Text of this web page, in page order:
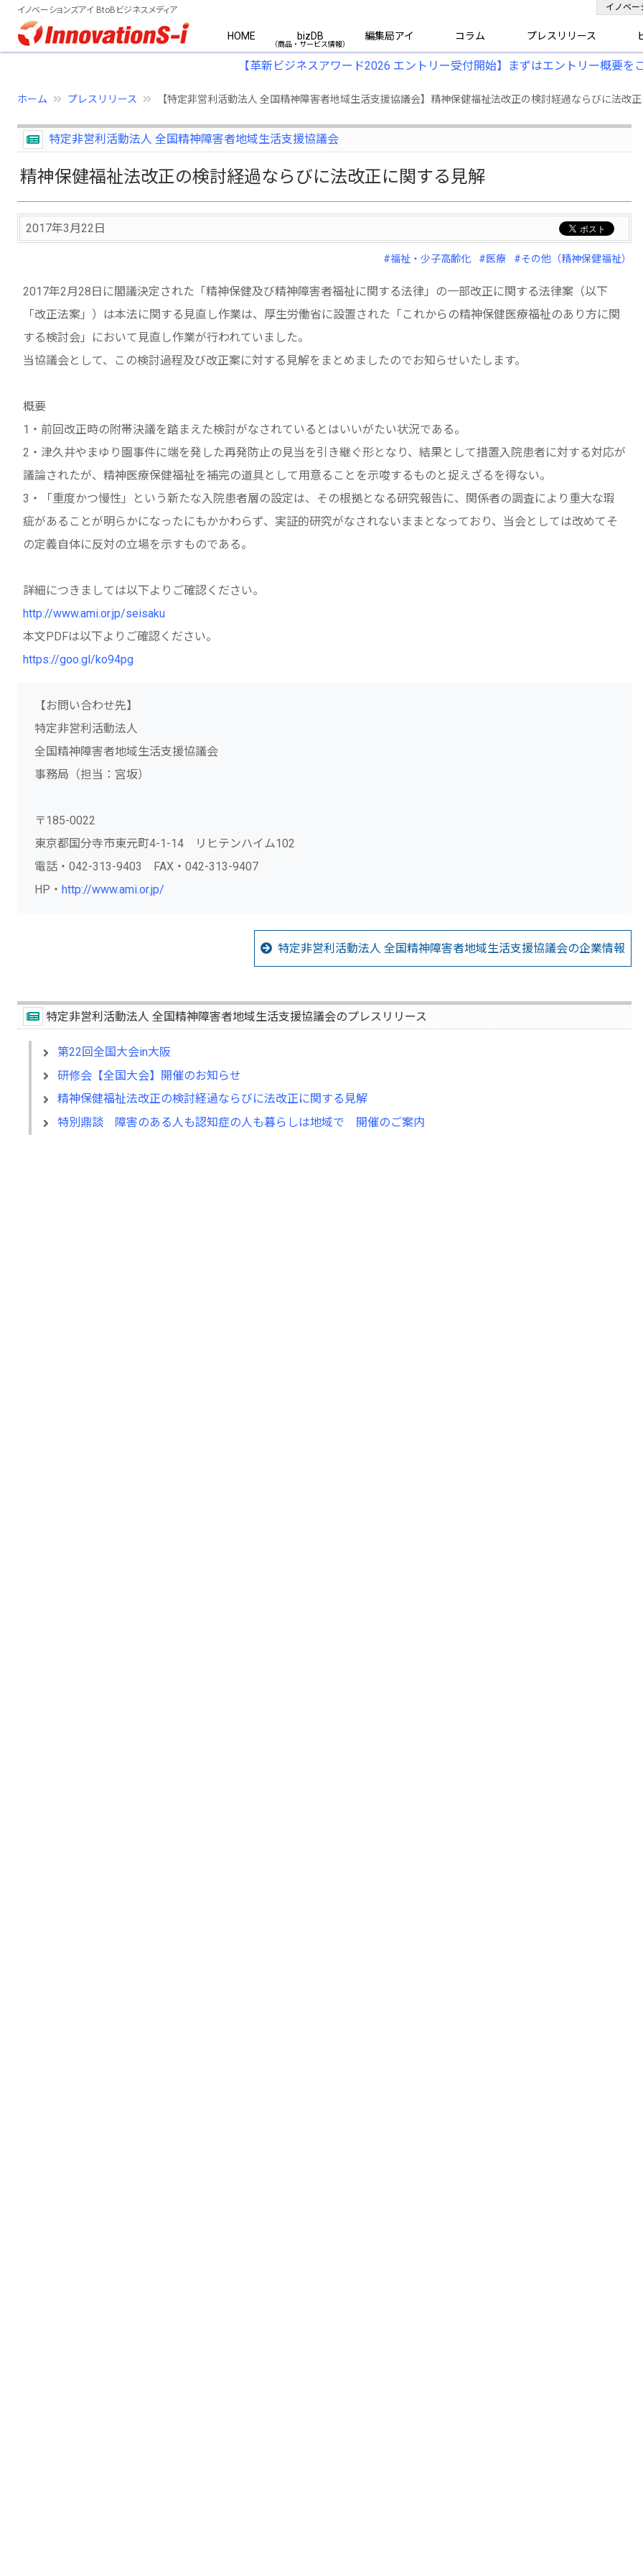
イノベーションズアイ BtoBビジネスメディア
HOME bizDB 編集局アイ コラム プレスリリース
イノベー
【革新ビジネスアワード2026 エントリー受付開始】まずはエントリー概要を
ホーム プレスリリース 【特定非営利活動法人 全国精神障害者地域生活支援協議会】精神保健福祉法改正の検討経過ならびに法改
特定非営利活動法人 全国精神障害者地域生活支援協議会
精神保健福祉法改正の検討経過ならびに法改正に関する見解
2017年3月22日
#福祉・少子高齢化 #医療 #その他（精神保健福祉）
2017年2月28日に閣議決定された「精神保健及び精神障害者福祉に関する法律」の一部改正に関する法律案（以下
「改正法案」）は本法に関する見直し作業は、厚生労働省に設置された「これからの精神保健医療福祉のあり方に関
する検討会」において見直し作業が行われていました。
当協議会として、この検討過程及び改正案に対する見解をまとめましたのでお知らせいたします。
概要
1・前回改正時の附帯決議を踏まえた検討がなされているとはいいがたい状況である。
2・津久井やまゆり園事件に端を発した再発防止の見当を引き継ぐ形となり、結果として措置入院患者に対する対応が
議論されたが、精神医療保健福祉を補完の道具として用意ることを示唆するものと捉えざるを得ない。
3・「重度かつ慢性」という新たな入院患者層の設定は、その根拠となる研究報告に、関係者の調査により重大な瑕
疵があることが明らかになったにもかかわらず、実証的研究がなされないままとなっており、当会としては改めてそ
の定義自体に反対の立場を示すものである。
詳細につきましては以下よりご確認ください。
http://www.ami.or.jp/seisaku
本文PDFは以下よりご確認ください。
https://goo.gl/ko94pg
【お問い合わせ先】
特定非営利活動法人
全国精神障害者地域生活支援協議会
事務局（担当：宮坂）
〒185-0022
東京都国分寺市東元町4-1-14 リヒテンハイム102
電話・042-313-9403 FAX・042-313-9407
HP・ http://www.ami.or.jp/
特定非営利活動法人 全国精神障害者地域生活支援協議会の企業情報
特定非営利活動法人 全国精神障害者地域生活支援協議会のプレスリリース
第22回全国大会in大阪
研修会【全国大会】開催のお知らせ
精神保健福祉法改正の検討経過ならびに法改正に関する見解
特別鼎談 障害のある人も認知症の人も暮らしは地域で 開催のご案内